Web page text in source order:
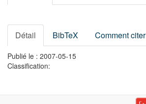
Détail BibTeX Comment citer
Publié le : 2007-05-15
Classification: